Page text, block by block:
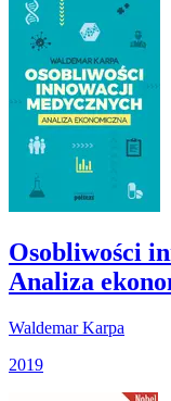
Osobliwości
Analiza
Waldemar Karpa
2019